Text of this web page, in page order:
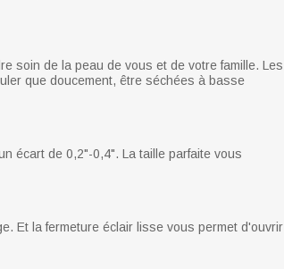
soin de la peau de vous et de votre famille. Les
que doucement, être séchées à basse
écart de 0,2"-0,4". La taille parfaite vous
Et la fermeture éclair lisse vous permet d'ouvrir